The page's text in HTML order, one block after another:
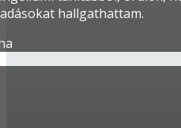
hallgathattam.